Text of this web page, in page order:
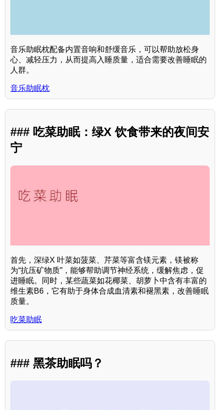
音乐助眠枕配备内置音响和舒缓音乐，可以帮助放松身
心、减轻压力，从而提高入睡质量，适合需要改善睡眠的
人群。
音乐助眠枕
### 吃菜助眠：绿X 饮食带来的夜间安
宁
首先，深绿X 叶菜如菠菜、芹菜等富含镁元素，镁被称
为“抗压矿物质”，能够帮助调节神经系统，缓解焦虑，促
进睡眠。同时，某些蔬菜如花椰菜、胡萝卜中含有丰富的
维生素B6，它有助于身体合成血清素和褪黑素，改善睡眠
质量。
吃菜助眠
### 黑茶助眠吗？